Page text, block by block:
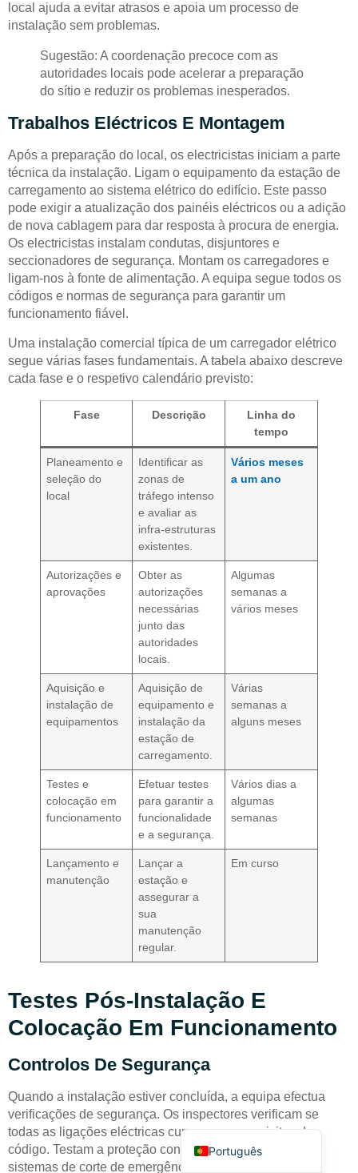
local ajuda a evitar atrasos e apoia um processo de
instalação sem problemas.
Sugestão: A coordenação precoce com as
autoridades locais pode acelerar a preparação
do sítio e reduzir os problemas inesperados.
Trabalhos Eléctricos E Montagem
Após a preparação do local, os electricistas iniciam a parte
técnica da instalação. Ligam o equipamento da estação de
carregamento ao sistema elétrico do edifício. Este passo
pode exigir a atualização dos painéis eléctricos ou a adição
de nova cablagem para dar resposta à procura de energia.
Os electricistas instalam condutas, disjuntores e
seccionadores de segurança. Montam os carregadores e
ligam-nos à fonte de alimentação. A equipa segue todos os
códigos e normas de segurança para garantir um
funcionamento fiável.
Uma instalação comercial típica de um carregador elétrico
segue várias fases fundamentais. A tabela abaixo descreve
cada fase e o respetivo calendário previsto:
Fase Descrição
Linha do
tempo
Planeamento e
seleção do
local
Identificar as
zonas de
tráfego intenso
e avaliar as
infra-estruturas
existentes.
Vários meses
a um ano
Autorizações e
aprovações
Obter as
autorizações
necessárias
junto das
autoridades
locais.
Algumas
semanas a
vários meses
Aquisição e
instalação de
equipamentos
Aquisição de
equipamento e
instalação da
estação de
carregamento.
Várias
semanas a
alguns meses
Testes e
colocação em
funcionamento
Efetuar testes
para garantir a
funcionalidade
e a segurança.
Vários dias a
algumas
semanas
Lançamento e
manutenção
Lançar a
estação e
assegurar a
sua
manutenção
regular.
Em curso
Testes Pós-Instalação E
Colocação Em Funcionamento
Controlos De Segurança
Quando a instalação estiver concluída, a equipa efectua
verificações de segurança. Os inspectores verificam se
todas as ligações eléctricas cumprem os requisitos do
código. Testam a proteção contra falhas à terra e os
sistemas de corte de emergência. A equipa verifica a
Português
Español
Русский
العربية
Türkçe
Bahasa Indonesia